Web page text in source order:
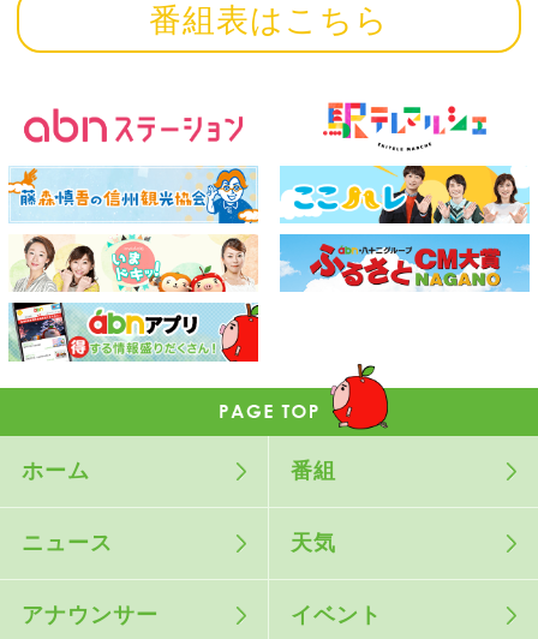
番組表はこちら
ホーム 番組
ニュース 天気
アナウンサー イベント